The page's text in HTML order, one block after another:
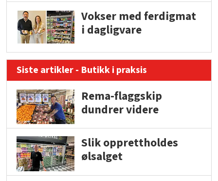
Vokser med ferdigmat
i dagligvare
Siste artikler - Butikk i praksis
Rema-flaggskip
dundrer videre
Slik opprettholdes
ølsalget